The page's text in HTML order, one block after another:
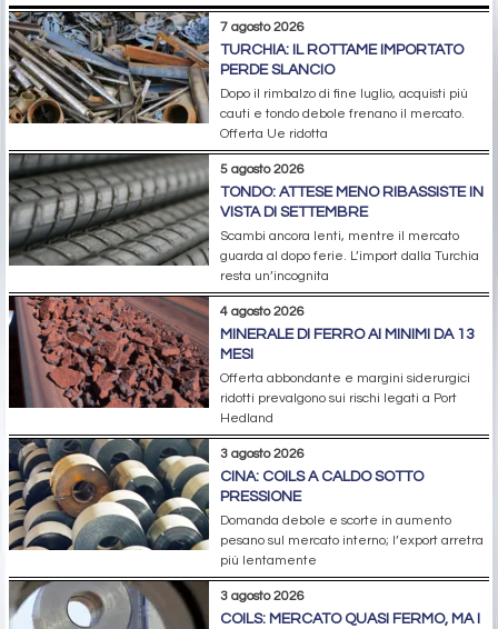
7 agosto 2026
TURCHIA: IL ROTTAME IMPORTATO
PERDE SLANCIO
Dopo il rimbalzo di fine luglio, acquisti più
cauti e tondo debole frenano il mercato.
Offerta Ue ridotta
5 agosto 2026
TONDO: ATTESE MENO RIBASSISTE IN
VISTA DI SETTEMBRE
Scambi ancora lenti, mentre il mercato
guarda al dopo ferie. L’import dalla Turchia
resta un’incognita
4 agosto 2026
MINERALE DI FERRO AI MINIMI DA 13
MESI
Offerta abbondante e margini siderurgici
ridotti prevalgono sui rischi legati a Port
Hedland
3 agosto 2026
CINA: COILS A CALDO SOTTO
PRESSIONE
Domanda debole e scorte in aumento
pesano sul mercato interno; l’export arretra
più lentamente
3 agosto 2026
COILS: MERCATO QUASI FERMO, MA I